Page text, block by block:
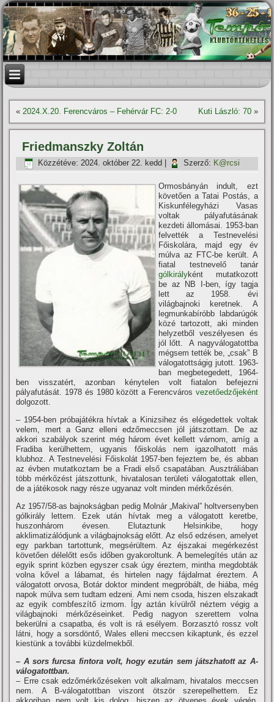
«2024.X.20. Ferencváros – Fehérvár FC: 2-0 Kuti László: 70»
Friedmanszky Zoltán
Közzétéve: 2024. október 22. kedd Szerző: K@rcsi
Ormosbányán indult, ezt
követően a Tatai Postás, a
Kiskunfélegyházi Vasas
voltak pályafutásának
kezdeti állomásai. 1953-ban
felvették a Testnevelési
Főiskolára, majd egy év
múlva az FTC-be került. A
fiatal testnevelő tanár
gólkirályként mutatkozott
be az NB I-ben, í­gy tagja
lett az 1958. évi
világbajnoki keretnek. A
legmunkabí­róbb labdarúgók
közé tartozott, aki minden
helyzetből veszélyesen és
jól lőtt. A nagyválogatottba
mégsem tették be, „csak” B
válogatottságig jutott. 1963-
ban megbetegedett, 1964-
ben visszatért, azonban kénytelen volt fiatalon befejezni
pályafutását. 1978 és 1980 között a Ferencváros vezetőedzőjeként
dolgozott.
– 1954-ben próbajátékra hí­vtak a Kinizsihez és elégedettek voltak
velem, mert a Ganz elleni edzőmeccsen jól játszottam. De az
akkori szabályok szerint még három évet kellett várnom, amí­g a
Fradiba kerülhettem, ugyanis főiskolás nem igazolhatott más
klubhoz. A Testnevelési Főiskolát 1957-ben fejeztem be, és abban
az évben mutatkoztam be a Fradi első csapatában. Ausztráliában
több mérkőzést játszottunk, hivatalosan területi válogatottak ellen,
de a játékosok nagy része ugyanaz volt minden mérkőzésén.
Az 1957/58-as bajnokságban pedig Molnár „Makival” holtversenyben
gólkirály lettem. Ezek után hí­vtak meg a válogatott keretbe,
huszonhárom évesen. Elutaztunk Helsinkibe, hogy
akklimatizálódjunk a világbajnokság előtt. Az első edzésen, amelyet
egy parkban tartottunk, megsérültem. Az éjszakai megérkezést
követően délelőtt esős időben gyakoroltunk. A bemelegí­tés után az
egyik sprint közben egyszer csak úgy éreztem, mintha megdobták
volna kővel a lábamat, és hirtelen nagy fájdalmat éreztem. A
válogatott orvosa, Botár doktor mindent megpróbált, de hiába, még
napok múlva sem tudtam edzeni. Ami nem csoda, hiszen elszakadt
az egyik combfeszí­tő izmom. Így aztán kí­vülről néztem végig a
világbajnoki mérkőzéseinket. Pedig nagyon szerettem volna
bekerülni a csapatba, és volt is rá esélyem. Borzasztó rossz volt
látni, hogy a sorsdöntő, Wales elleni meccsen kikaptunk, és ezzel
kiestünk a további küzdelmekből.
– A sors furcsa fintora volt, hogy ezután sem játszhatott az A-
válogatottban.
– Erre csak edzőmérkőzéseken volt alkalmam, hivatalos meccsen
nem. A B-válogatottban viszont ötször szerepelhettem. Ez